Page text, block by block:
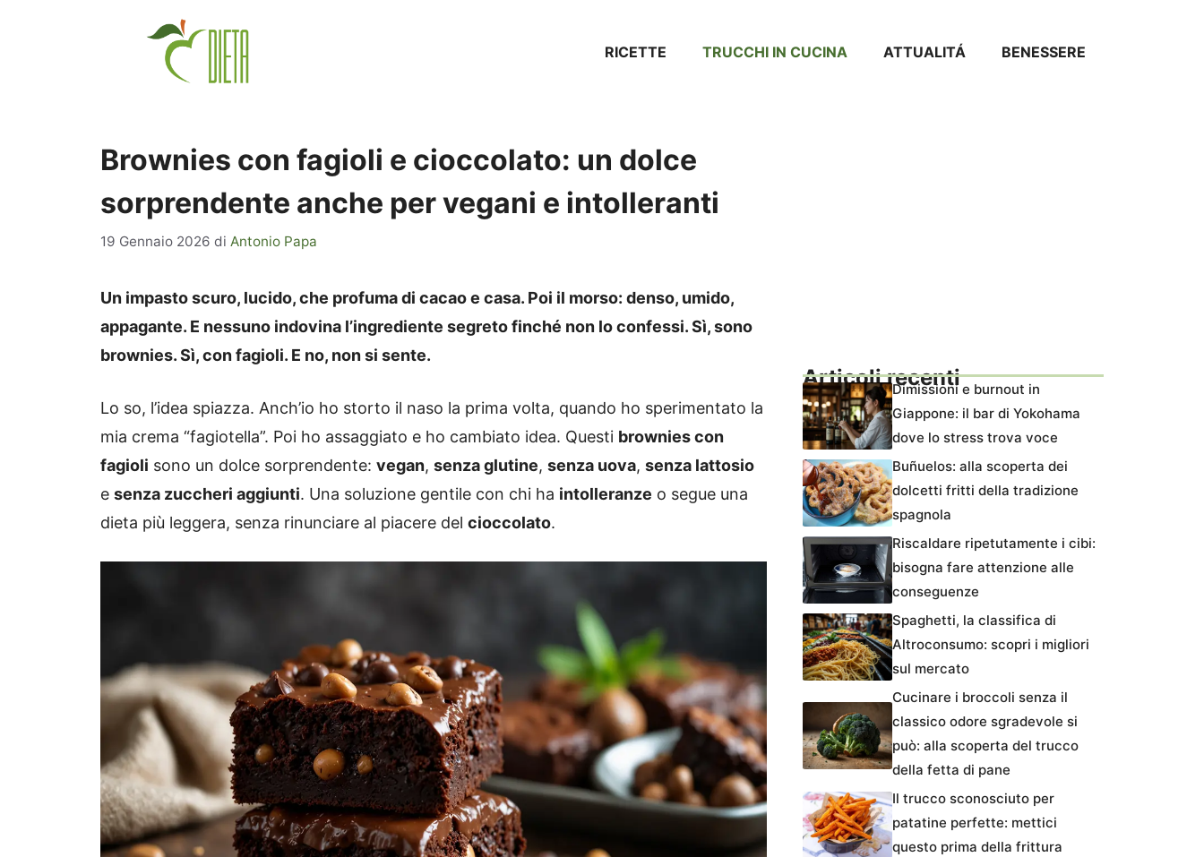
RICETTE TRUCCHI IN CUCINA ATTUALITÁ BENESSERE
Brownies con fagioli e cioccolato: un dolce
sorprendente anche per vegani e intolleranti
19 Gennaio 2026 di Antonio Papa
Un impasto scuro, lucido, che profuma di cacao e casa. Poi il morso: denso, umido,
appagante. E nessuno indovina l’ingrediente segreto finché non lo confessi. Sì, sono
brownies. Sì, con fagioli. E no, non si sente.
Lo so, l’idea spiazza. Anch’io ho storto il naso la prima volta, quando ho sperimentato la
mia crema “fagiotella”. Poi ho assaggiato e ho cambiato idea. Questi brownies con
fagioli sono un dolce sorprendente: vegan, senza glutine, senza uova, senza lattosio
e senza zuccheri aggiunti. Una soluzione gentile con chi ha intolleranze o segue una
dieta più leggera, senza rinunciare al piacere del cioccolato.
Articoli recentiDimissioni e burnout in
Giappone: il bar di Yokohama
dove lo stress trova voce
Buñuelos: alla scoperta dei
dolcetti fritti della tradizione
spagnola
Riscaldare ripetutamente i cibi:
bisogna fare attenzione alle
conseguenze
Spaghetti, la classifica di
Altroconsumo: scopri i migliori
sul mercato
Cucinare i broccoli senza il
classico odore sgradevole si
può: alla scoperta del trucco
della fetta di pane
Il trucco sconosciuto per
patatine perfette: mettici
questo prima della frittura